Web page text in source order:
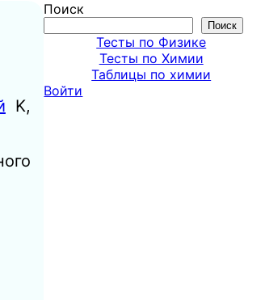
K,
Поиск
Поиск
Тесты по Физике
Тесты по Химии
Таблицы по химии
Войти